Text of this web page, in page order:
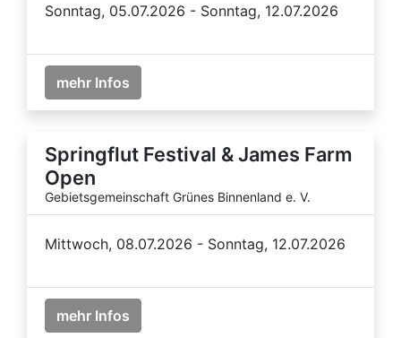
Sonntag, 05.07.2026 - Sonntag, 12.07.2026
mehr Infos
Springflut Festival & James Farm
Open
Gebietsgemeinschaft Grünes Binnenland e. V.
Mittwoch, 08.07.2026 - Sonntag, 12.07.2026
mehr Infos